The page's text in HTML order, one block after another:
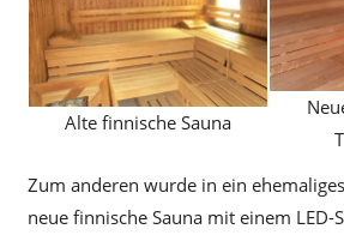
Alte finnische Sauna
Zum anderen wurde in ein
neue finnische Sauna mit einem LED-